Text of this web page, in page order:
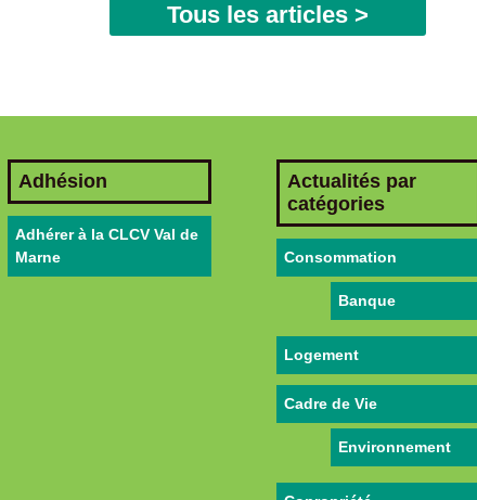
Tous les articles >
Adhésion
Adhérer à la CLCV Val de
Marne
Actualités par
catégories
Consommation
Banque
Logement
Cadre de Vie
Environnement